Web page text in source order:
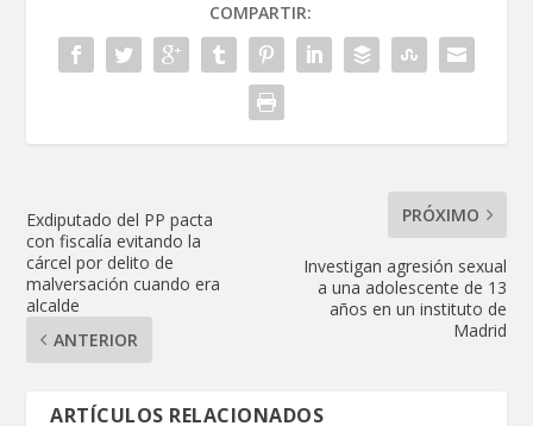
COMPARTIR:
Exdiputado del PP pacta
con fiscalía evitando la
cárcel por delito de
malversación cuando era
alcalde
ANTERIOR
PRÓXIMO
Investigan agresión sexual
a una adolescente de 13
años en un instituto de
Madrid
ARTÍCULOS RELACIONADOS